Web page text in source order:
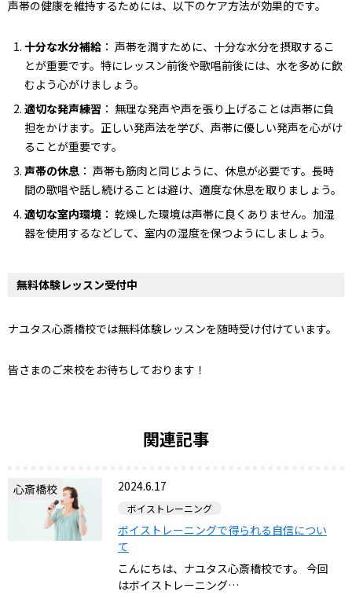
声帯の健康を維持するためには、以下のケア方法が効果的です。
十分な水分補給 ： 声帯を潤すために、十分な水分を摂取するこ
とが重要です。特にレッスン前後や歌唱前後には、水を多めに飲
むよう心がけましょう。
適切な発声練習 ： 無理な発声や声を張り上げることは声帯に負
担をかけます。正しい発声法を学び、声帯に優しい発声を心がけ
ることが重要です。
声帯の休息 ： 声帯も筋肉と同じように、休息が必要です。長時
間の歌唱や話し続けることは避け、適度な休息を取りましょう。
適切な室内環境 ： 乾燥した環境は声帯に良くありません。加湿
器を使用するなどして、室内の湿度を保つようにしましょう。
無料体験レッスン受付中
ナユタス心斎橋校では無料体験レッスンを随時受け付けています。
皆さまのご来校をお待ちしております！
関連記事
心斎橋校 2024.6.17
ボイストレーニング
ボイストレーニングで得られる自信につい
て
こんにちは、ナユタス心斎橋校です。 今回
はボイストレーニング…